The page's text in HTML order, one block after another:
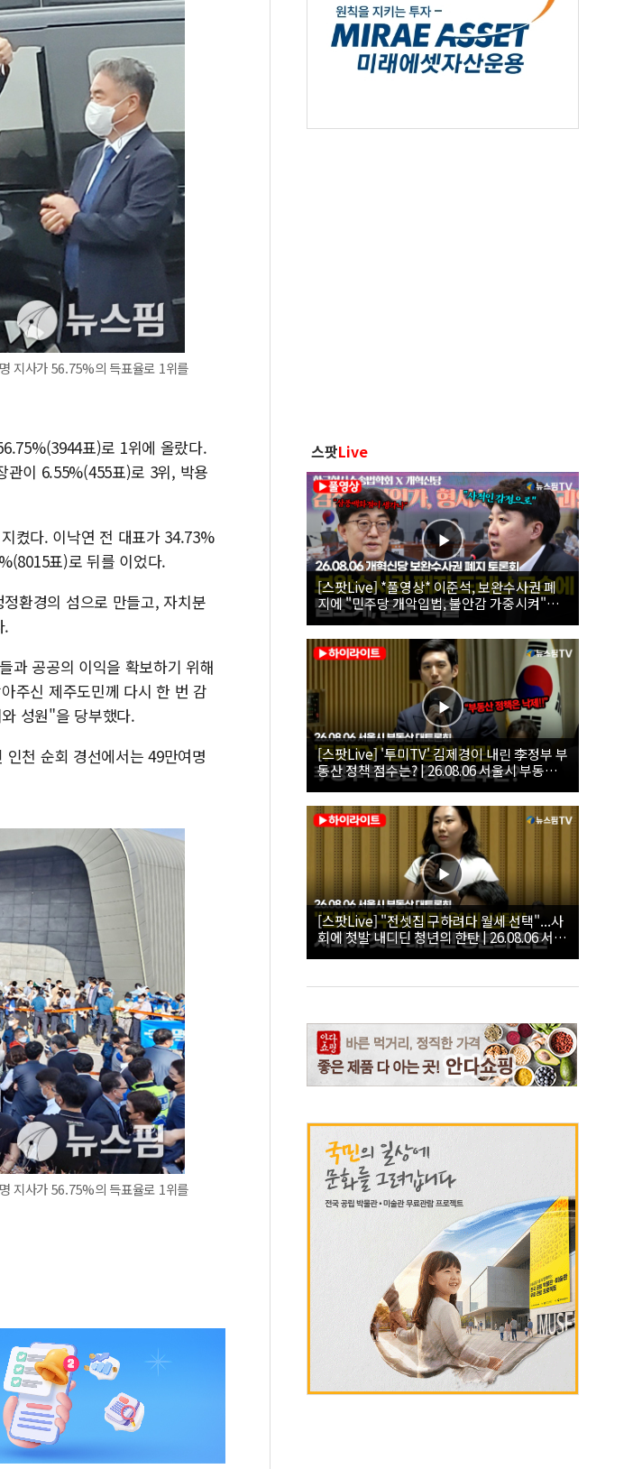
지사가 56.75%의 득표율로 1위를
표)로 1위에 올랐다.
관이 6.55%(455표)로 3위, 박용
켰다. 이낙연 전 대표가 34.73%
표)로 뒤를 이었다.
환경의 섬으로 만들고, 자치분
.
과 공공의 이익을 확보하기 위해
주신 제주도민께 다시 한 번 감
성원"을 당부했다.
인천 순회 경선에서는 49만여명
지사가 56.75%의 득표율로 1위를
스팟Live
[스팟Live] *풀영상* 이준석, 보완수사권 폐
지에 "민주당 개악입법, 불안감 가중시켜"｜
26.08.06 개혁신당 보완수사권 폐지 토론회
[스팟Live] '투미TV' 김제경이 내린 李정부 부
동산 정책 점수는? | 26.08.06 서울시 부동산
대토론회
[스팟Live] "전셋집 구하려다 월세 선택"...사
회에 첫발 내디딘 청년의 한탄 | 26.08.06 서울
시 부동산 대토론회